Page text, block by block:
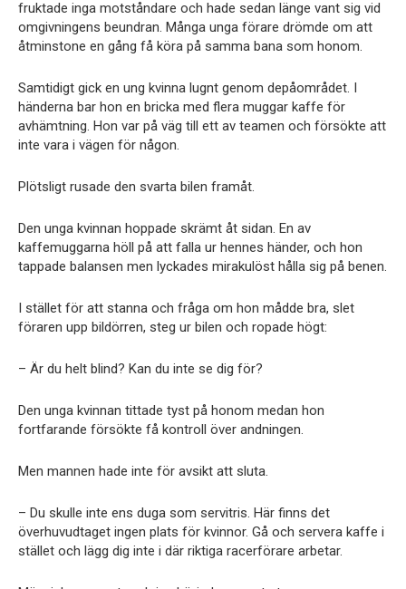
fruktade inga motståndare och hade sedan länge vant sig vid
omgivningens beundran. Många unga förare drömde om att
åtminstone en gång få köra på samma bana som honom.
Samtidigt gick en ung kvinna lugnt genom depåområdet. I
händerna bar hon en bricka med flera muggar kaffe för
avhämtning. Hon var på väg till ett av teamen och försökte att
inte vara i vägen för någon.
Plötsligt rusade den svarta bilen framåt.
Den unga kvinnan hoppade skrämt åt sidan. En av
kaffemuggarna höll på att falla ur hennes händer, och hon
tappade balansen men lyckades mirakulöst hålla sig på benen.
I stället för att stanna och fråga om hon mådde bra, slet
föraren upp bildörren, steg ur bilen och ropade högt:
– Är du helt blind? Kan du inte se dig för?
Den unga kvinnan tittade tyst på honom medan hon
fortfarande försökte få kontroll över andningen.
Men mannen hade inte för avsikt att sluta.
– Du skulle inte ens duga som servitris. Här finns det
överhuvudtaget ingen plats för kvinnor. Gå och servera kaffe i
stället och lägg dig inte i där riktiga racerförare arbetar.